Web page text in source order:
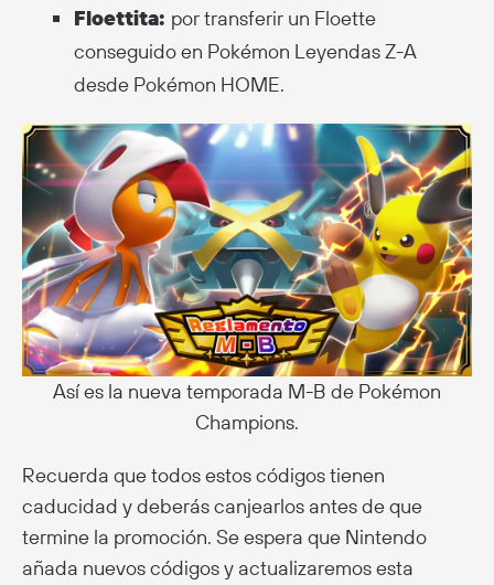
Floettita: por transferir un Floette
conseguido en Pokémon Leyendas Z-A
desde Pokémon HOME.
Así es la nueva temporada M-B de Pokémon
Champions.
Recuerda que todos estos códigos tienen
caducidad y deberás canjearlos antes de que
termine la promoción. Se espera que Nintendo
añada nuevos códigos y actualizaremos esta